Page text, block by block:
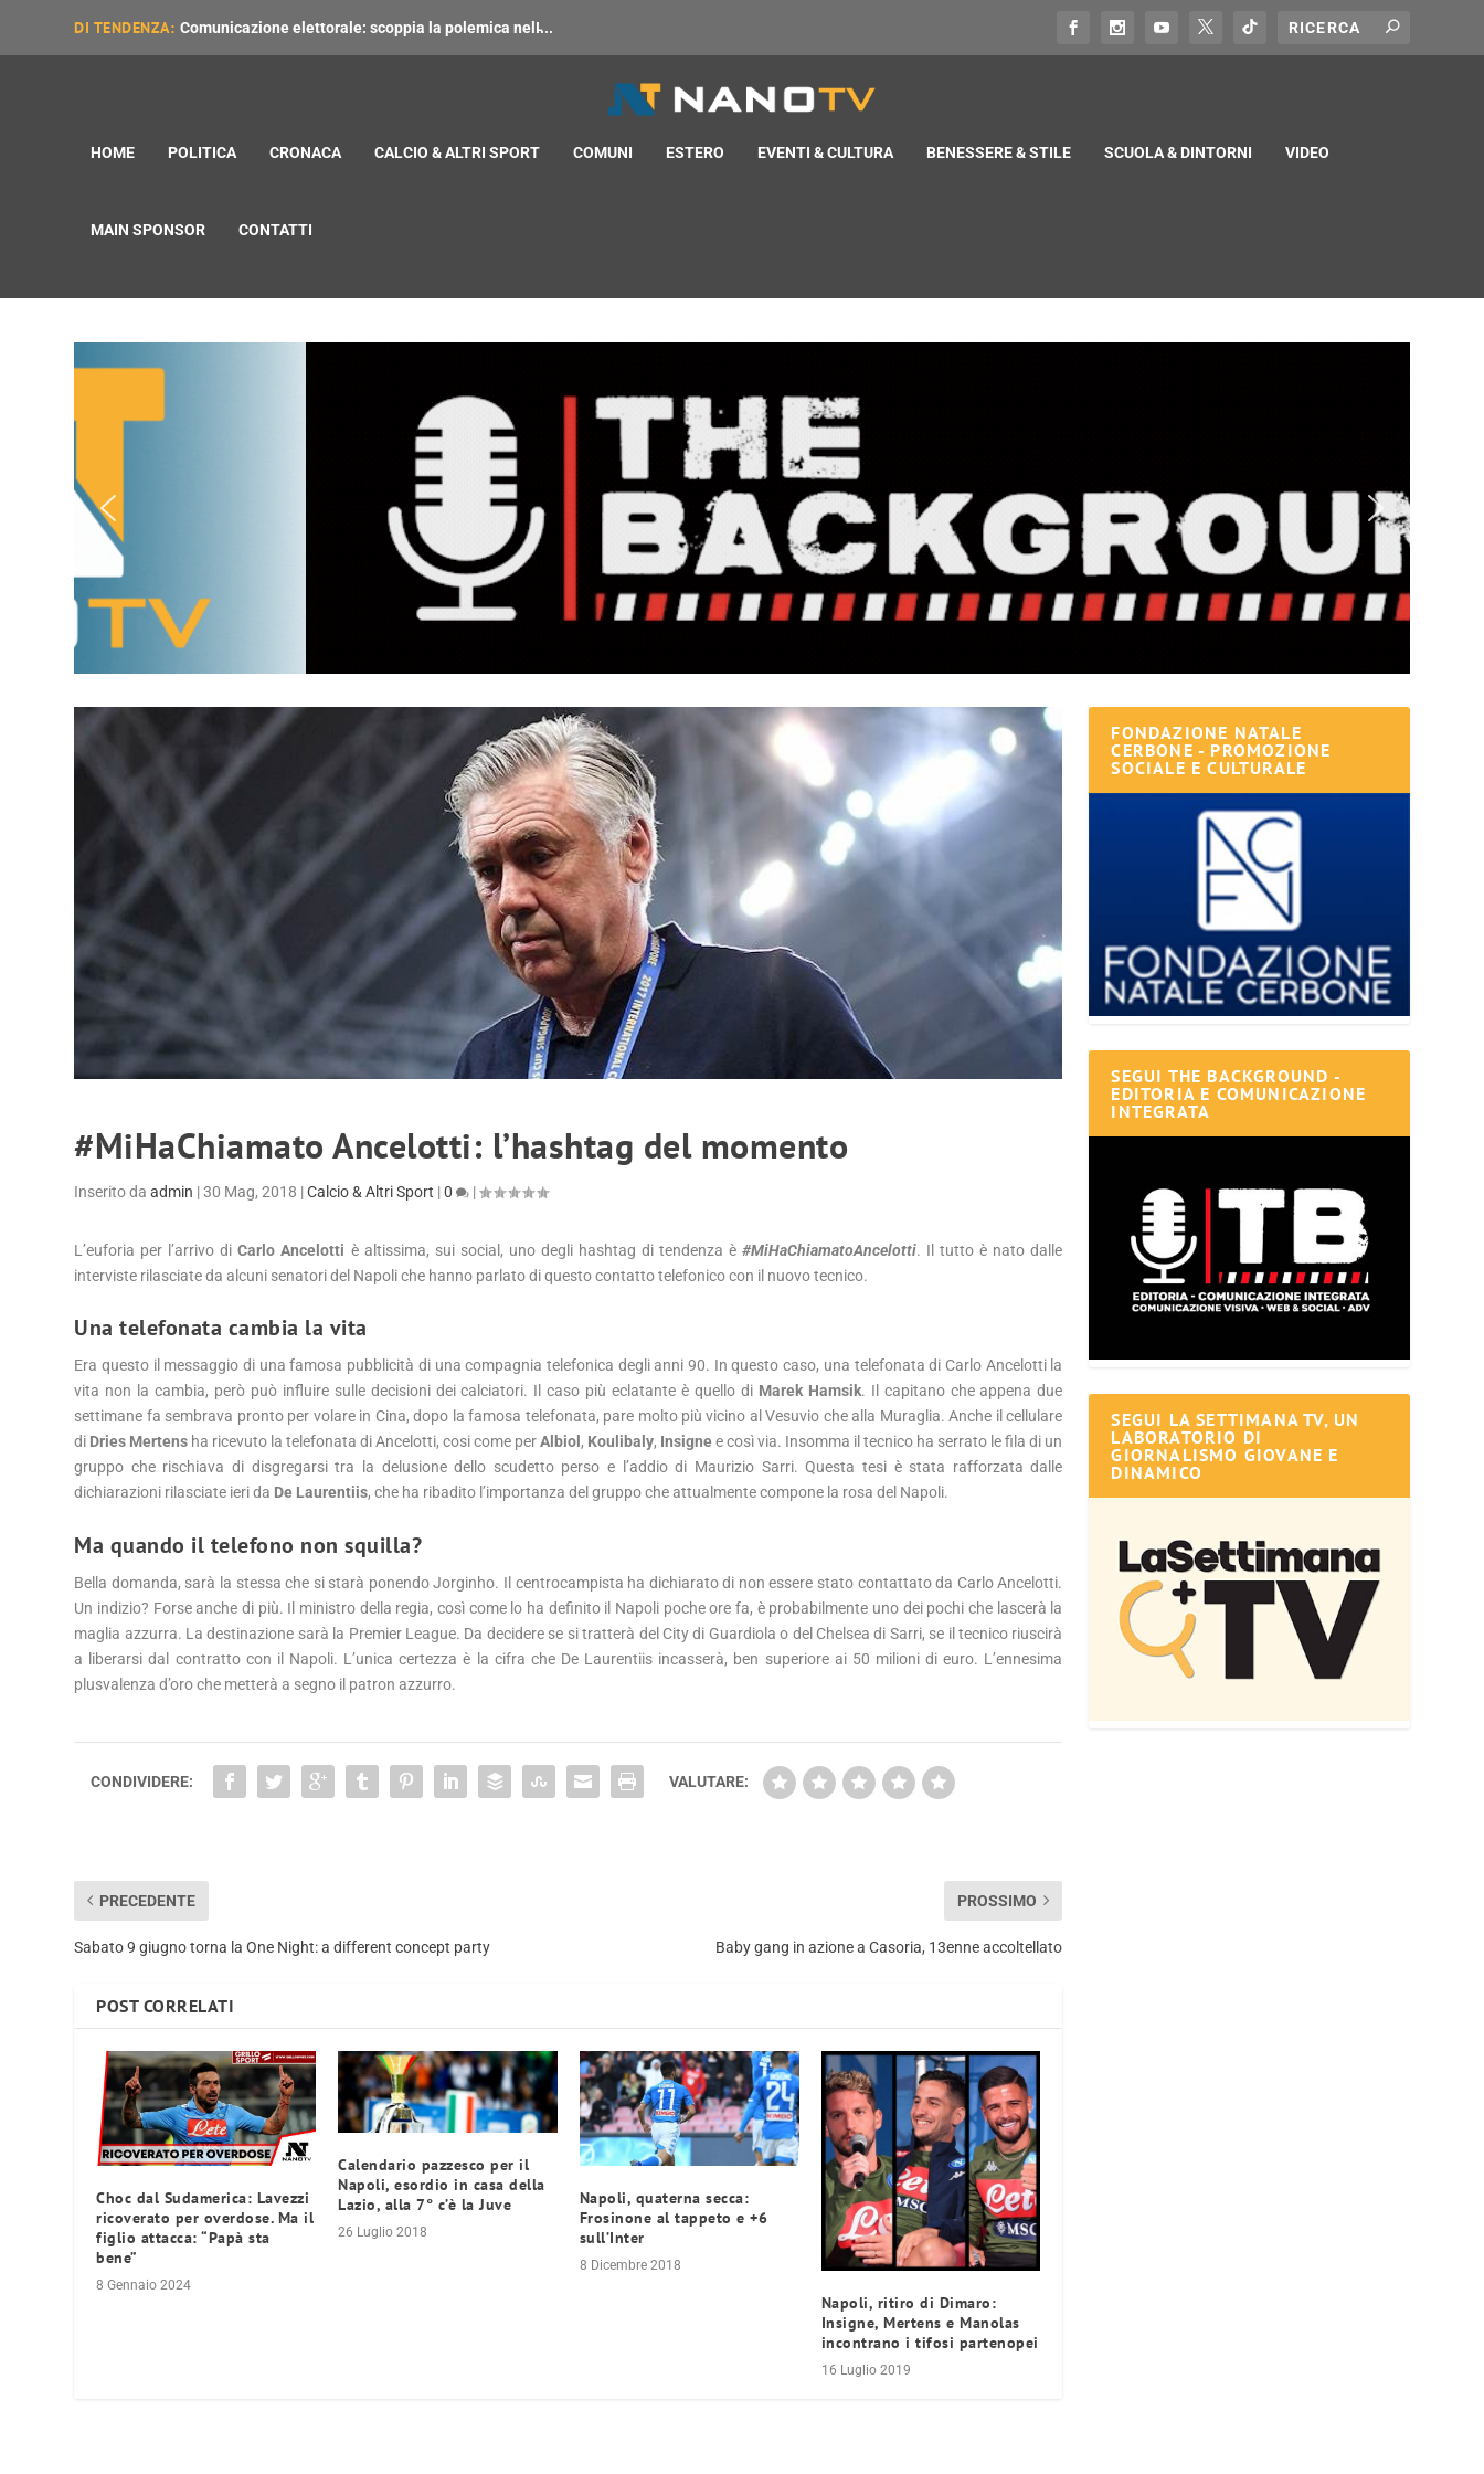
DI TENDENZA: Comunicazione elettorale: scoppia la polemica nell̵...
HOME POLITICA CRONACA CALCIO & ALTRI SPORT COMUNI ESTERO EVENTI & CULTURA BENESSERE & STILE SCUOLA & DINTORNI VIDEO
MAIN SPONSOR CONTATTI
#MiHaChiamato Ancelotti: l’hashtag del momento
Inserito daadmin |30 Mag, 2018 |Calcio & Altri Sport |0 |
L’euforia per l’arrivo diCarlo Ancelotti è altissima, sui social, uno degli hashtag di tendenza è#MiHaChiamatoAncelotti. Il tutto è nato dalle
interviste rilasciate da alcuni senatori del Napoli che hanno parlato di questo contatto telefonico con il nuovo tecnico.
Una telefonata cambia la vita
Era questo il messaggio di una famosa pubblicità di una compagnia telefonica degli anni 90. In questo caso, una telefonata di Carlo Ancelotti la
vita non la cambia, però può influire sulle decisioni dei calciatori. Il caso più eclatante è quello di Marek Hamsik. Il capitano che appena due
settimane fa sembrava pronto per volare in Cina, dopo la famosa telefonata, pare molto più vicino al Vesuvio che alla Muraglia. Anche il cellulare
di Dries Mertens ha ricevuto la telefonata di Ancelotti, cosi come perAlbiol , Koulibaly, Insignee così via. Insomma il tecnico ha serrato le fila di un
gruppo che rischiava di disgregarsi tra la delusione dello scudetto perso e l’addio di Maurizio Sarri. Questa tesi è stata rafforzata dalle
dichiarazioni rilasciate ieri da De Laurentiis, che ha ribadito l’importanza del gruppo che attualmente compone la rosa del Napoli.
Ma quando il telefono non squilla?
Bella domanda, sarà la stessa che si starà ponendo Jorginho. Il centrocampista ha dichiarato di non essere stato contattato da Carlo Ancelotti.
Un indizio? Forse anche di più. Il ministro della regia, così come lo ha definito il Napoli poche ore fa, è probabilmente uno dei pochi che lascerà la
maglia azzurra. La destinazione sarà la Premier League. Da decidere se si tratterà del City di Guardiola o del Chelsea di Sarri, se il tecnico riuscirà
a liberarsi dal contratto con il Napoli. L’unica certezza è la cifra che De Laurentiis incasserà, ben superiore ai 50 milioni di euro. L’ennesima
plusvalenza d’oro che metterà a segno il patron azzurro.
CONDIVIDERE: VALUTARE:
PRECEDENTE
Sabato 9 giugno torna la One Night: a different concept party
PROSSIMO
Baby gang in azione a Casoria, 13enne accoltellato
POST CORRELATI
Choc dal Sudamerica: Lavezzi
ricoverato per overdose. Ma il
figlio attacca: “Papà sta
bene”
8 Gennaio 2024
Calendario pazzesco per il
Napoli, esordio in casa della
Lazio, alla 7° c’è la Juve
26 Luglio 2018
Napoli, quaterna secca:
Frosinone al tappeto e +6
sull’Inter
8 Dicembre 2018
Napoli, ritiro di Dimaro:
Insigne, Mertens e Manolas
incontrano i tifosi partenopei
16 Luglio 2019
FONDAZIONE NATALE
CERBONE - PROMOZIONE
SOCIALE E CULTURALE
SEGUI THE BACKGROUND -
EDITORIA E COMUNICAZIONE
INTEGRATA
SEGUI LA SETTIMANA TV, UN
LABORATORIO DI
GIORNALISMO GIOVANE E
DINAMICO